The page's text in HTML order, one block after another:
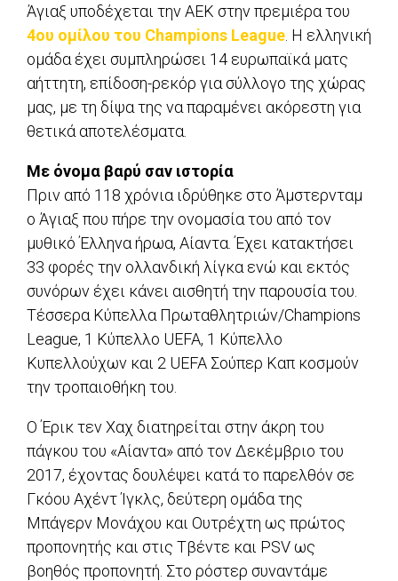
Άγιαξ υποδέχεται την ΑΕΚ στην πρεμιέρα του
4ου ομίλου του Champions League . Η ελληνική
ομάδα έχει συμπληρώσει 14 ευρωπαϊκά ματς
αήττητη, επίδοση-ρεκόρ για σύλλογο της χώρας
μας, με τη δίψα της να παραμένει ακόρεστη για
θετικά αποτελέσματα.
Με όνομα βαρύ σαν ιστορία
Πριν από 118 χρόνια ιδρύθηκε στο Άμστερνταμ
ο Άγιαξ που πήρε την ονομασία του από τον
μυθικό Έλληνα ήρωα, Αίαντα. Έχει κατακτήσει
33 φορές την ολλανδική λίγκα ενώ και εκτός
συνόρων έχει κάνει αισθητή την παρουσία του.
Τέσσερα Κύπελλα Πρωταθλητριών/Champions
League, 1 Κύπελλο UEFA, 1 Κύπελλο
Κυπελλούχων και 2 UEFA Σούπερ Καπ κοσμούν
την τροπαιοθήκη του.
Ο Έρικ τεν Χαχ διατηρείται στην άκρη του
πάγκου του «Αίαντα» από τον Δεκέμβριο του
2017, έχοντας δουλέψει κατά το παρελθόν σε
Γκόου Αχέντ Ίγκλς, δεύτερη ομάδα της
Μπάγερν Μονάχου και Ουτρέχτη ως πρώτος
προπονητής και στις Τβέντε και PSV ως
βοηθός προπονητή. Στο ρόστερ συναντάμε